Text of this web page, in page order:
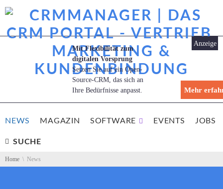
Mit Flexibilität zum
digitalen Vorsprung
Setzen Sie auf ein Open-
Source-CRM, das sich an
Ihre Bedürfnisse anpasst.
Mehr
Anzeige
NEWS MAGAZIN SOFTWARE EVENTS JOBS
SUCHE
You are here:
Home News